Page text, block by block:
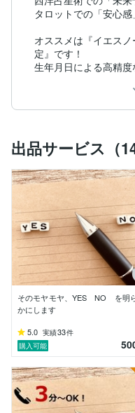
タロットでの「安心感
オススメは『イエス
定』です！
生年月日による高精度
・開運に必要なこと
・今のあなたのエネル
・あなたの過去や未
・あなたの運が動いて
・長期でこの次起こ
開運するためには、
とが大切です。
たとえば、「今は恋
運を上げたい！」と
逆に、「恋愛を楽し
アしてしまえば「仕
れることができます。
しますね！
■　タロットで分かる
・あなたの意識や潜
・半年までの現在、過
出品サービス（14
そのモヤモヤ、YES NO を明
かにします
5.0 実績33件
購入可能